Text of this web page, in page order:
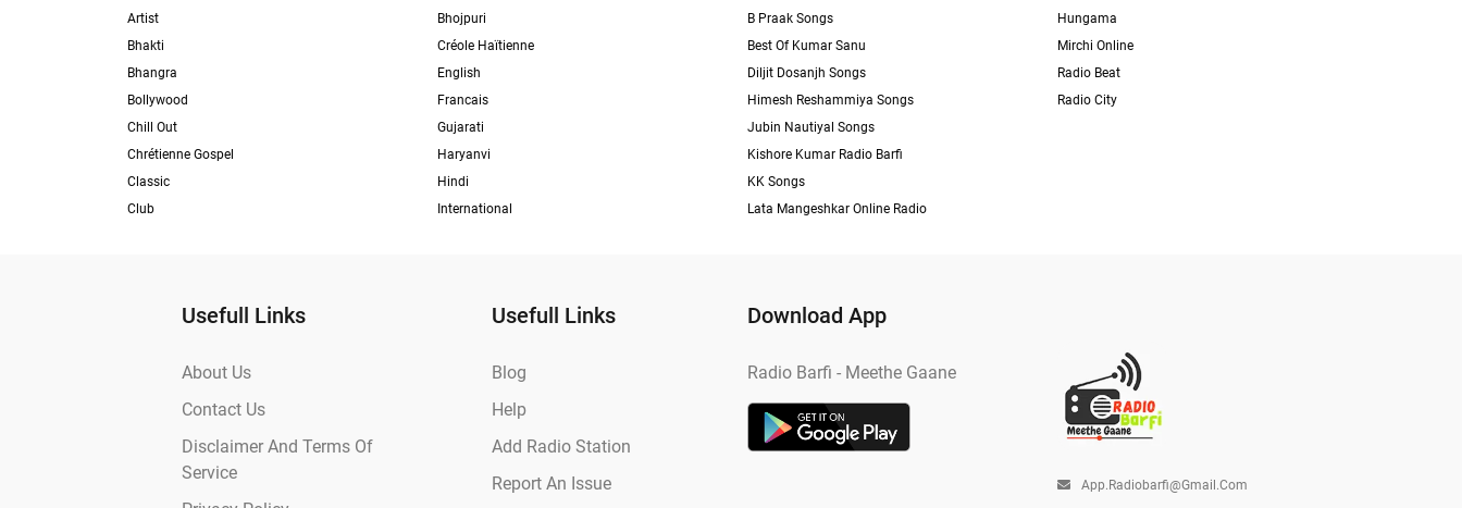
Artist
Bhakti
Bhangra
Bollywood
Chill Out
Chrétienne Gospel
Classic
Club
Bhojpuri
Créole Haïtienne
English
Francais
Gujarati
Haryanvi
Hindi
International
B Praak Songs
Best Of Kumar Sanu
Diljit Dosanjh Songs
Himesh Reshammiya Songs
Jubin Nautiyal Songs
Kishore Kumar Radio Barfi
KK Songs
Lata Mangeshkar Online Radio
Hungama
Mirchi Online
Radio Beat
Radio City
Usefull Links
About Us
Contact Us
Disclaimer And Terms Of
Service
Usefull Links
Blog
Help
Add Radio Station
Report An Issue
Download App
Radio Barfi - Meethe Gaane
App.radiobarfi@gmail.com